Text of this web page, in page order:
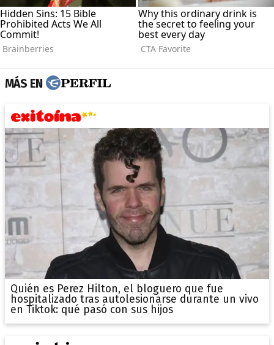
MÁS EN
Quién es Perez Hilton, el bloguero que fue
hospitalizado tras autolesionarse durante un vivo
en Tiktok: qué pasó con sus hijos